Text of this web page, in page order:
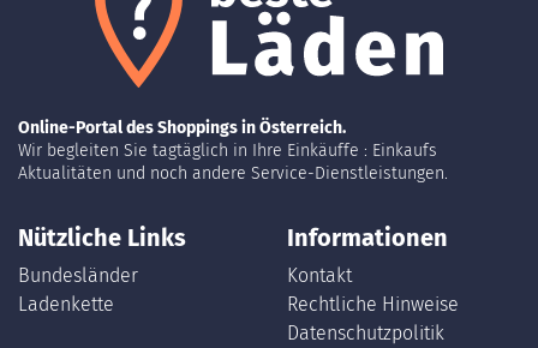
Online-Portal des Shoppings in Österreich.
Wir begleiten Sie tagtäglich in Ihre Einkäuffe : Einkaufs
Aktualitäten und noch andere Service-Dienstleistungen.
Nützliche Links
Bundesländer
Ladenkette
Informationen
Kontakt
Rechtliche Hinweise
Datenschutzpolitik